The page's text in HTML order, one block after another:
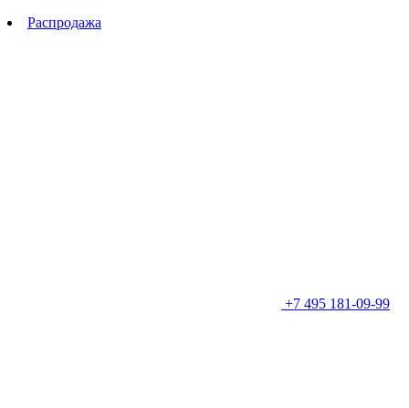
Распродажа
+7 495 181-09-99